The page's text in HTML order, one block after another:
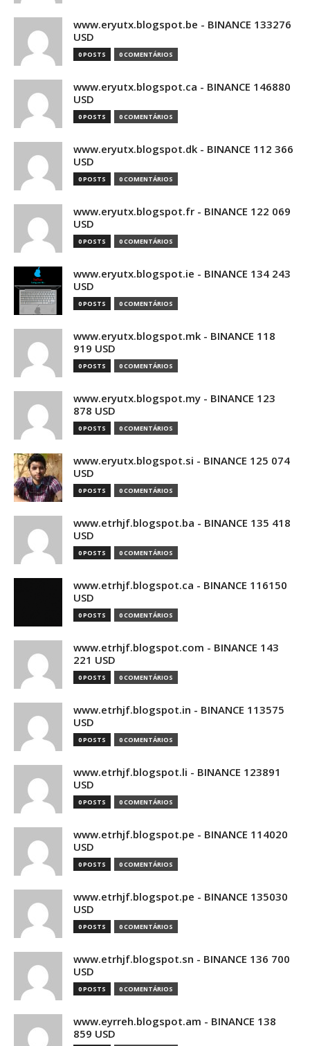
www.eryutx.blogspot.be - BINANCE 133276
USD
0 POSTS 0 COMENTÁRIOS
www.eryutx.blogspot.ca - BINANCE 146880
USD
0 POSTS 0 COMENTÁRIOS
www.eryutx.blogspot.dk - BINANCE 112 366
USD
0 POSTS 0 COMENTÁRIOS
www.eryutx.blogspot.fr - BINANCE 122 069
USD
0 POSTS 0 COMENTÁRIOS
www.eryutx.blogspot.ie - BINANCE 134 243
USD
0 POSTS 0 COMENTÁRIOS
www.eryutx.blogspot.mk - BINANCE 118
919 USD
0 POSTS 0 COMENTÁRIOS
www.eryutx.blogspot.my - BINANCE 123
878 USD
0 POSTS 0 COMENTÁRIOS
www.eryutx.blogspot.si - BINANCE 125 074
USD
0 POSTS 0 COMENTÁRIOS
www.etrhjf.blogspot.ba - BINANCE 135 418
USD
0 POSTS 0 COMENTÁRIOS
www.etrhjf.blogspot.ca - BINANCE 116150
USD
0 POSTS 0 COMENTÁRIOS
www.etrhjf.blogspot.com - BINANCE 143
221 USD
0 POSTS 0 COMENTÁRIOS
www.etrhjf.blogspot.in - BINANCE 113575
USD
0 POSTS 0 COMENTÁRIOS
www.etrhjf.blogspot.li - BINANCE 123891
USD
0 POSTS 0 COMENTÁRIOS
www.etrhjf.blogspot.pe - BINANCE 114020
USD
0 POSTS 0 COMENTÁRIOS
www.etrhjf.blogspot.pe - BINANCE 135030
USD
0 POSTS 0 COMENTÁRIOS
www.etrhjf.blogspot.sn - BINANCE 136 700
USD
0 POSTS 0 COMENTÁRIOS
www.eyrreh.blogspot.am - BINANCE 138
859 USD